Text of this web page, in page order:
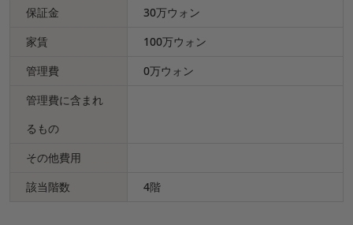
保証金
30万ウォン
家賃
100万ウォン
管理費
0万ウォン
管理費に含まれ
るもの
その他費用
該当階数
4階